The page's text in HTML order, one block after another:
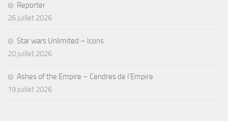
Reporter
26 juillet 2026
Star wars Unlimited – Icons
20 juillet 2026
Ashes of the Empire – Cendres de l’Empire
19 juillet 2026